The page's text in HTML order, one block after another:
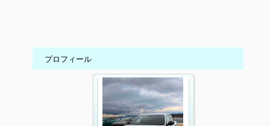
プロフィール